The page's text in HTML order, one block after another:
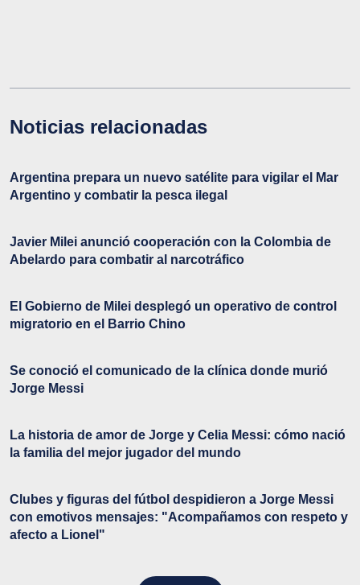
Noticias relacionadas
Argentina prepara un nuevo satélite para vigilar el Mar
Argentino y combatir la pesca ilegal
Javier Milei anunció cooperación con la Colombia de
Abelardo para combatir al narcotráfico
El Gobierno de Milei desplegó un operativo de control
migratorio en el Barrio Chino
Se conoció el comunicado de la clínica donde murió
Jorge Messi
La historia de amor de Jorge y Celia Messi: cómo nació
la familia del mejor jugador del mundo
Clubes y figuras del fútbol despidieron a Jorge Messi
con emotivos mensajes: "Acompañamos con respeto y
afecto a Lionel"